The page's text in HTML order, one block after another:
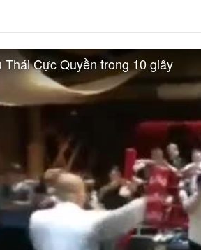
Cực Quyền trong 10 giây